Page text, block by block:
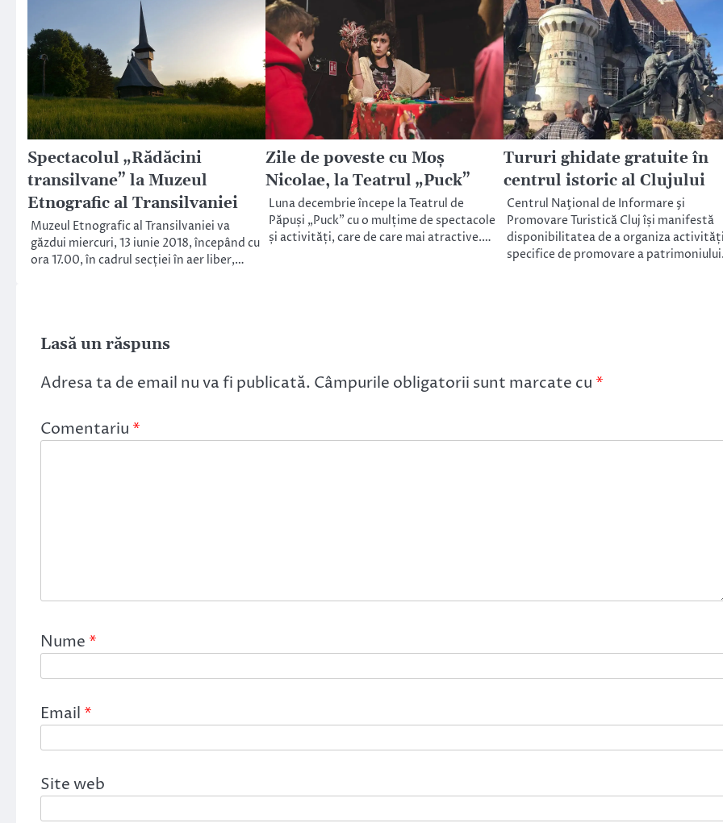
Spectacolul „Rădăcini
transilvane” la Muzeul
Etnografic al Transilvaniei
Muzeul Etnografic al Transilvaniei va
găzdui miercuri, 13 iunie 2018, începând cu
ora 17.00, în cadrul secției în aer liber,…
Zile de poveste cu Moș
Nicolae, la Teatrul „Puck”
Luna decembrie începe la Teatrul de
Păpuși „Puck” cu o mulțime de spectacole
și activități, care de care mai atractive.…
Tururi ghidate gratuite în
centrul istoric al Clujului
Centrul Naţional de Informare şi
Promovare Turistică Cluj își manifestă
disponibilitatea de a organiza
specifice de promovare a
Lasă un răspuns
Adresa ta de email nu va fi publicată. Câmpurile obligatorii sunt marcate cu *
Comentariu *
Nume *
Email *
Site web